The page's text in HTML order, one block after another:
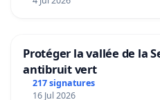
Protéger la vallée de la
antibruit vert
217 signatures
16 Jul 2026